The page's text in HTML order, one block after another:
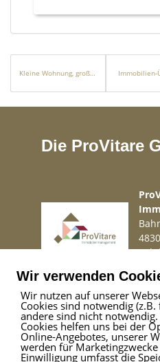
Kleine Wohnung, große Chance! Immobilien-
Die ProVitare
Impressum|
Wir verwenden
Wir nutzen auf unserer
Cookies sind notwendig
andere sind nicht
Cookies helfen uns bei der
Online-Angebotes, unserer
werden für Marketingzwecke
Einwilligung umfasst die